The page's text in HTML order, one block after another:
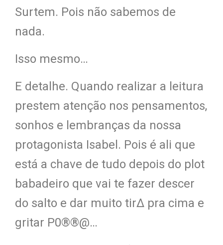
Surtem. Pois não sabemos de
nada.
Isso mesmo…
E detalhe. Quando realizar a leitura
prestem atenção nos pensamentos,
sonhos e lembranças da nossa
protagonista Isabel. Pois é ali que
está a chave de tudo depois do plot
babadeiro que vai te fazer descer
do salto e dar muito tir∆ pra cima e
gritar P0®®@…